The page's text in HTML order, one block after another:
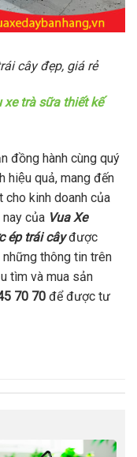
cây đẹp, giá rẻ
xe trà sữa thiết kế
đồng hành cùng quý
hiệu quả, mang đến
kinh doanh của
của Vua Xe
ép trái cây được
thông tin trên
tìm và mua sản
70 70 để được tư